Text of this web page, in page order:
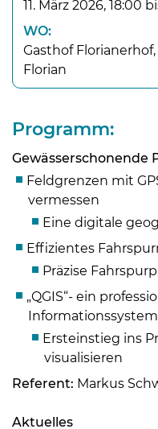
Skip to
11. März 2026, 18:00
WO:
Gasthof
Florian
Programm:
Gewässerschonende
Feldgrenzen mit
vermessen
Eine digitale
Effizientes
Präzise
„QGIS“- ein
Informationssystem
Ersteinstieg ins
visualisieren
Referent: Markus
Aktuelles